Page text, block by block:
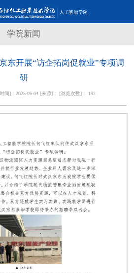
学院新闻
东开展“访企拓岗促就业”专项调
研
间]：2025-06-04 [来源]： [浏览次数]： 192